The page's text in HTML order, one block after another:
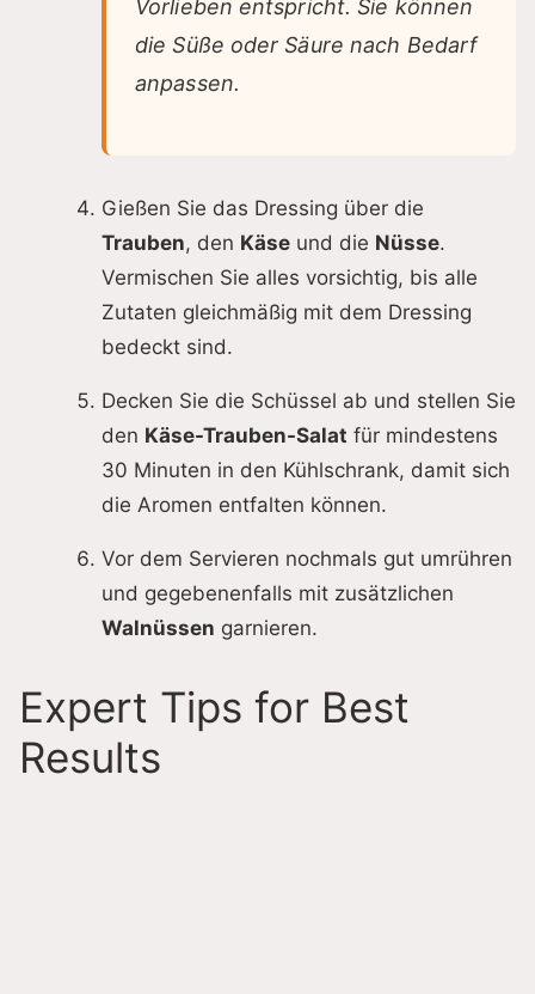
Vorlieben entspricht. Sie können
die Süße oder Säure nach Bedarf
anpassen.
Gießen Sie das Dressing über die
Trauben, den Käse und die Nüsse.
Vermischen Sie alles vorsichtig, bis alle
Zutaten gleichmäßig mit dem Dressing
bedeckt sind.
Decken Sie die Schüssel ab und stellen Sie
den Käse-Trauben-Salat für mindestens
30 Minuten in den Kühlschrank, damit sich
die Aromen entfalten können.
Vor dem Servieren nochmals gut umrühren
und gegebenenfalls mit zusätzlichen
Walnüssen garnieren.
Expert Tips for Best
Results